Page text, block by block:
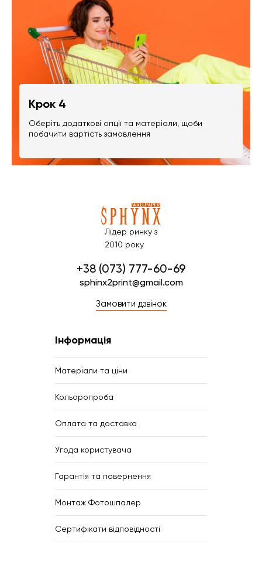
Крок 4
Оберіть додаткові опції та матеріали, щоби
побачити вартість замовлення
Лідер ринку з
2010 року
+38 (073) 777-60-69
sphinx2print@gmail.com
Замовити дзвінок
Інформація
Матеріали та ціни
Кольоропроба
Оплата та доставка
Угода користувача
Гарантія та повернення
Монтаж Фотошпалер
Сертифікати відповідності